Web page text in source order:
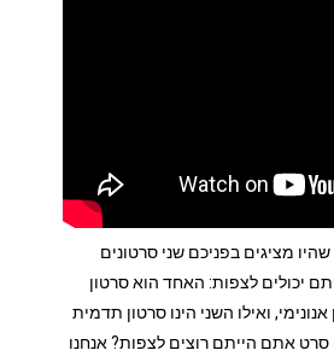
שהיו מציגים בפניכם שני סרטונים
יכולים לצפות: האחד הוא סרטון
ואילו השני הינו סרטון תדמית
סרט אתם הייתם רוצים לצפות? אנחנו